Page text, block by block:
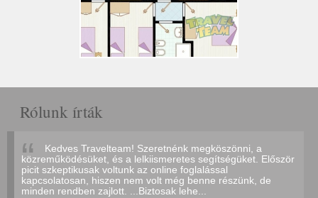
Rólunk írták
Kedves Travelteam! Szeretnénk megköszönni, a
közreműködésüket, és a lelkiismeretes segítségüket. Először
picit szkeptikusak voltunk az online foglalással
kapcsolatosan, hiszen nem volt még benne részünk, de
minden rendben zajlott. ...Biztosak lehe...